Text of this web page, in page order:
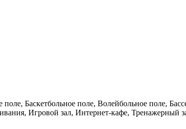
Баскетбольное поле, Волейбольное поле,
Игровой зал, Интернет-кафе, Тренажерный